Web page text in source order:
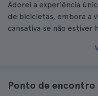
Adorei a experiência
de bicicletas, embora a
cansativa se não estiver
Ponto de encontro